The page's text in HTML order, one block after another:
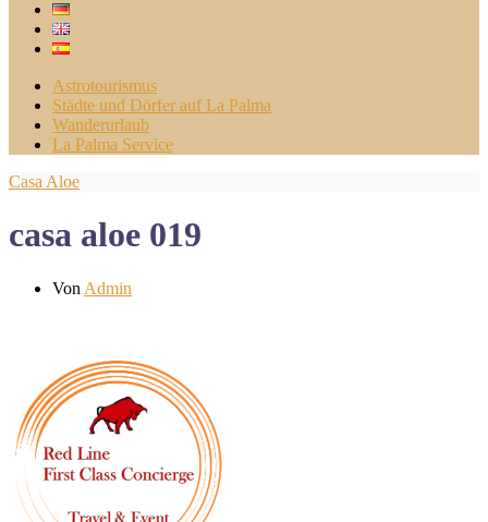
Astrotourismus
Städte und Dörfer auf La Palma
Wanderurlaub
La Palma Service
Casa Aloe
casa aloe 019
Von Admin